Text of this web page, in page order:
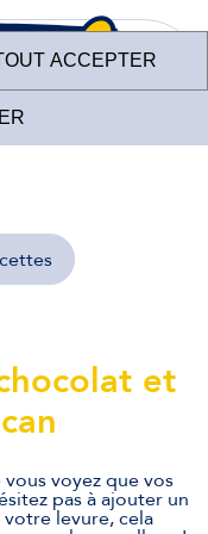
et
voyez que vos
pas à ajouter un
levure, cela
!
assurer du bon
en cliquant sur l'icône
En autorisant ces
et la lecture de
ACCEPTER